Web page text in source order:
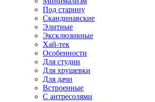
Под старину
Скандинавские
Элитные
Эксклюзивные
Хай-тек
Особенности
Для студии
Для хрущевки
Для дачи
Встроенные
С антресолями